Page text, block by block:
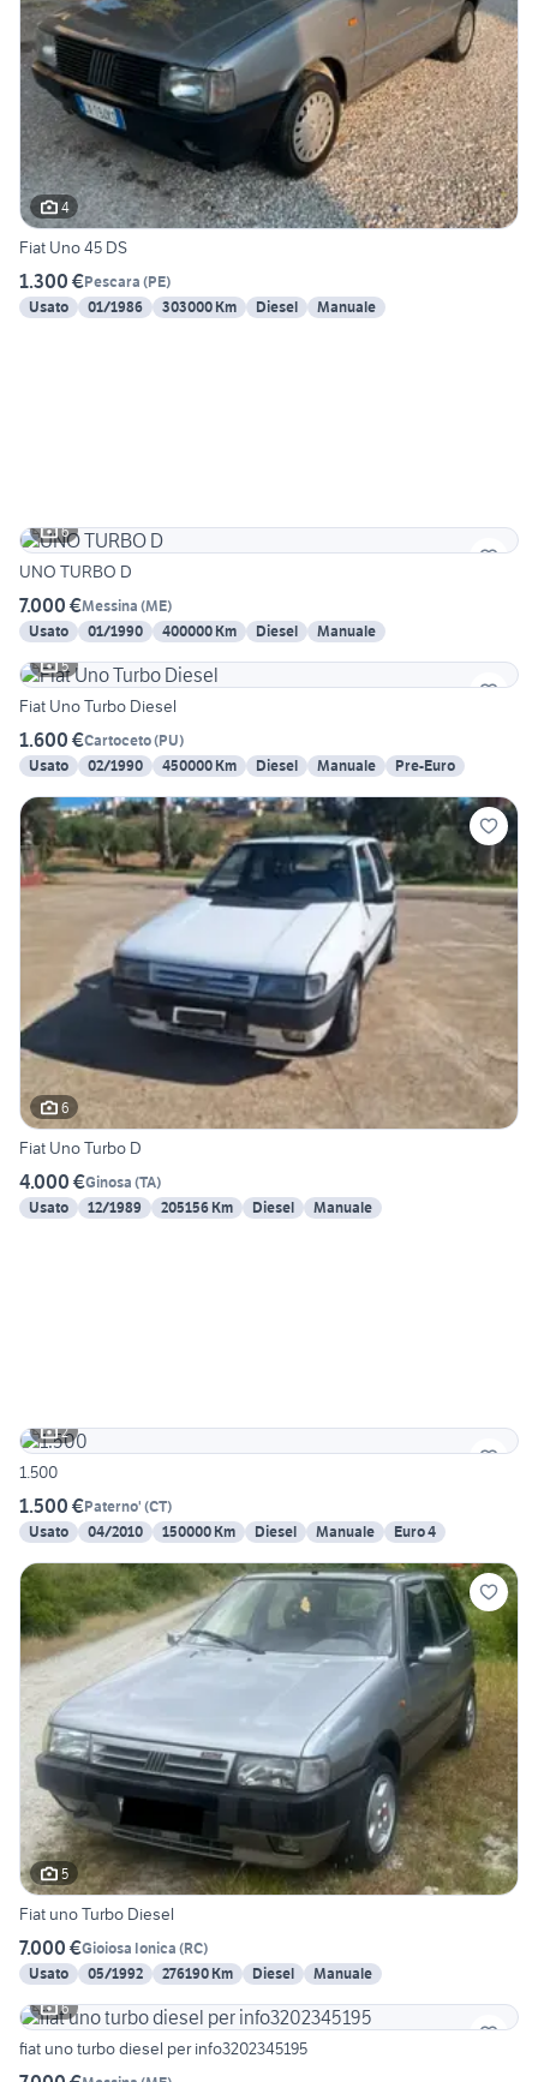
4
Fiat Uno 45 DS
1.300 €Pescara (PE)
Usato
01/1986 303000 Km Diesel Manuale
6
UNO TURBO D
7.000 €Messina (ME)
Usato
01/1990 400000 Km Diesel
Manuale
5
Fiat Uno Turbo Diesel
1.600 €Cartoceto(PU)
Usato
02/1990 450000 Km Diesel Manuale Pre-Euro
6
Fiat Uno Turbo D
4.000 €Ginosa (TA)
Usato
12/1989 205156 Km Diesel Manuale
2
1.500
1.500 €Paterno' (CT)
Usato
04/2010 150000 Km Diesel Manuale Euro 4
5
Fiat uno Turbo Diesel
7.000 €Gioiosa Ionica (RC)
Usato
05/1992 276190 Km Diesel
Manuale
6
fiat uno turbo diesel per info3202345195